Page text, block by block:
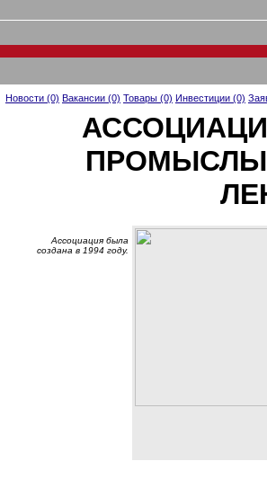
Новости (0) Вакансии (0) Товары (0) Инвестиции (0)
ПРОМЫСЛЫ
Ассоциация была
создана в 1994 году.